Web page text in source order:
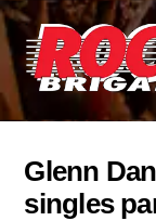
Skip
to
content
Glenn
singles